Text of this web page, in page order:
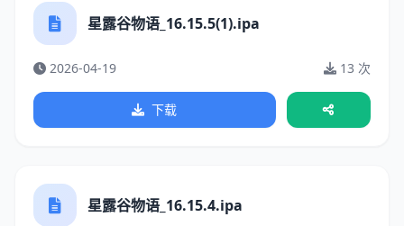
星露谷物语_16.15.5(1).ipa
2026-04-19 13 次
下载
星露谷物语_16.15.4.ipa